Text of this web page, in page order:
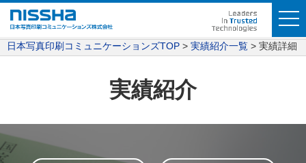
日本写真印刷コミュニケーションズTOP 実績紹介一覧 実績詳細
実績紹介